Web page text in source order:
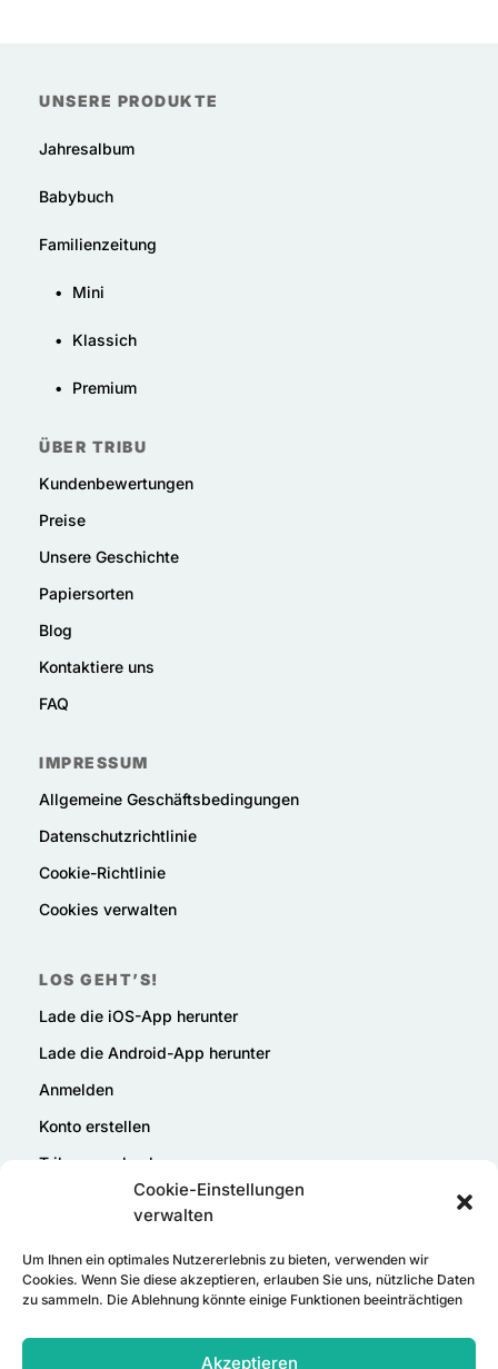
Cookie-Einstellungen
verwalten
Um Ihnen ein optimales Nutzererlebnis zu bieten, verwenden wir
Cookies. Wenn Sie diese akzeptieren, erlauben Sie uns, nützliche Daten
zu sammeln. Die Ablehnung könnte einige Funktionen beeinträchtigen
Akzeptieren
UNSERE PRODUKTE
Jahresalbum
Babybuch
Familienzeitung
• Mini
• Klassich
• Premium
ÜBER TRIBU
Kundenbewertungen
Preise
Unsere Geschichte
Papiersorten
Blog
Kontaktiere uns
FAQ
IMPRESSUM
Allgemeine Geschäftsbedingungen
Datenschutzrichtlinie
Cookie-Richtlinie
Cookies verwalten
LOS GEHT’S!
Lade die iOS-App herunter
Lade die Android-App herunter
Anmelden
Konto erstellen
Tribu verschenken